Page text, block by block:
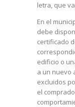
letra, que
En el
debe
certificado
edificio o
a un nuevo
excluidos
el